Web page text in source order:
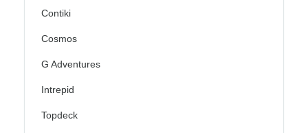
Contiki
Cosmos
G Adventures
Intrepid
Topdeck